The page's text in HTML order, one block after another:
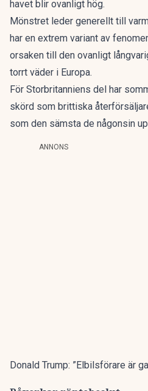
havet blir ovanligt hög.
Mönstret leder generellt till
har en extrem variant av
orsaken till den ovanligt
torrt väder i Europa.
För Storbritanniens del har
skörd som brittiska
som den sämsta de någonsin
ANNONS
Donald Trump: ”Elbilsförare är